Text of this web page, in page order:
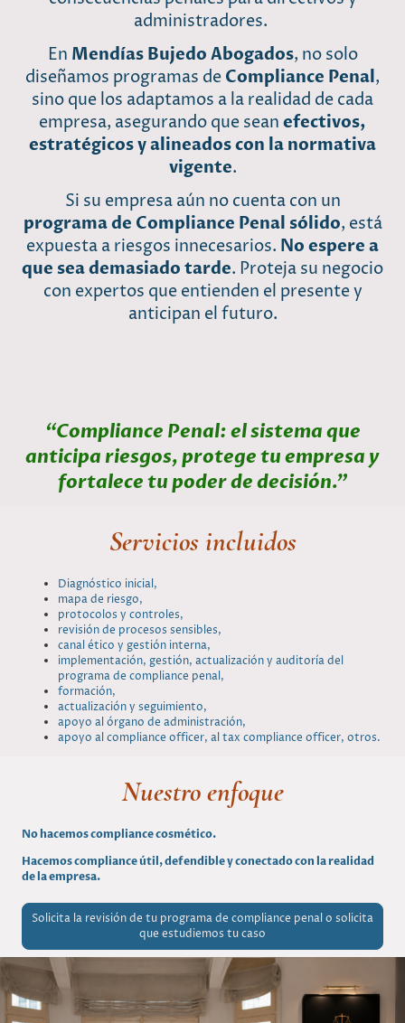
administradores.
En Mendías Bujedo Abogados, no solo
diseñamos programas de Compliance Penal,
sino que los adaptamos a la realidad de cada
empresa, asegurando que sean efectivos,
estratégicos y alineados con la normativa
vigente.
Si su empresa aún no cuenta con un
programa de Compliance Penal sólido, está
expuesta a riesgos innecesarios. No espere a
que sea demasiado tarde. Proteja su negocio
con expertos que entienden el presente y
anticipan el futuro.
“Compliance Penal: el sistema que
anticipa riesgos, protege tu empresa y
fortalece tu poder de decisión.”
Servicios incluidos
Diagnóstico inicial,
mapa de riesgo,
protocolos y controles,
revisión de procesos sensibles,
canal ético y gestión interna,
implementación, gestión, actualización y auditoría del
programa de compliance penal,
formación,
actualización y seguimiento,
apoyo al órgano de administración,
apoyo al compliance officer, al tax compliance officer, otros.
Nuestro enfoque
No hacemos compliance cosmético.
Hacemos compliance útil, defendible y conectado con la realidad
de la empresa.
Solicita la revisión de tu programa de compliance penal o solicita
que estudiemos tu caso